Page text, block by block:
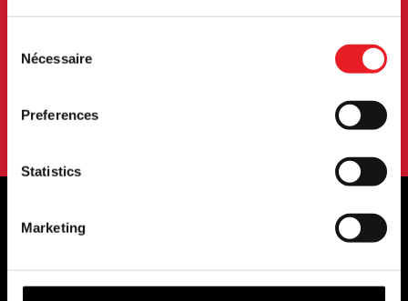
Selection
Nécessaire
Preferences
Statistics
Marketing
En vous abonnant à notre newsletter, vous acceptez nos
conditions d'utilisation.
STOCKISTES OFFICIELS DU ROYAUME-
UNI ET DE L'EUROPE...